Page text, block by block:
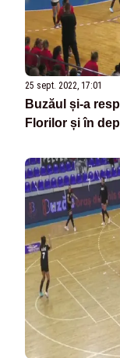
25 sept. 2022, 17:01
Buzăul și-a
Florilor și în